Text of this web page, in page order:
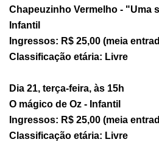
Chapeuzinho Vermelho - "Uma
Infantil
Ingressos: R$ 25,00 (meia
Classificação etária: Livre
Dia 21, terça-feira, às 15h
O mágico de Oz - Infantil
Ingressos: R$ 25,00 (meia
Classificação etária: Livre